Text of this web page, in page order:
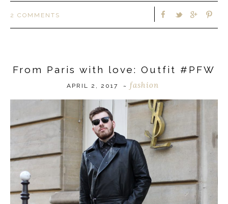
2 COMMENTS
From Paris with love: Outfit #PFW
APRIL 2, 2017 ~ fashion